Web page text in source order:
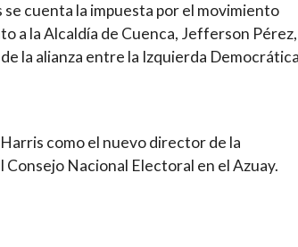
cuenta la impuesta por el movimiento
a la Alcaldía de Cuenca, Jefferson Pérez,
la alianza entre la Izquierda
como el nuevo director de la
Nacional Electoral en el Azuay.